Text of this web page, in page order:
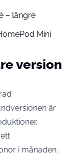
– längre
Mini
version
är
i månaden.